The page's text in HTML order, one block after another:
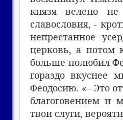
князя велено
славословия, -
непрестанное
церковь, а потом
больше полюбил
гораздо вкуснее
Феодосию. «– Это
благоговением и
твои слуги,